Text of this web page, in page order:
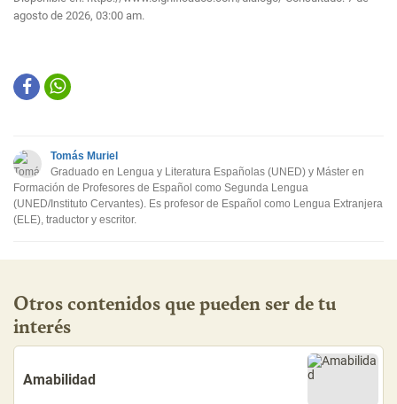
agosto de 2026, 03:00 am.
Tomás Muriel
Graduado en Lengua y Literatura Españolas (UNED) y Máster en
Formación de Profesores de Español como Segunda Lengua
(UNED/Instituto Cervantes). Es profesor de Español como Lengua Extranjera
(ELE), traductor y escritor.
Otros contenidos que pueden ser de tu
interés
Amabilidad